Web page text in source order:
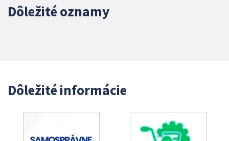
Dôležité oznamy
Dôležité informácie